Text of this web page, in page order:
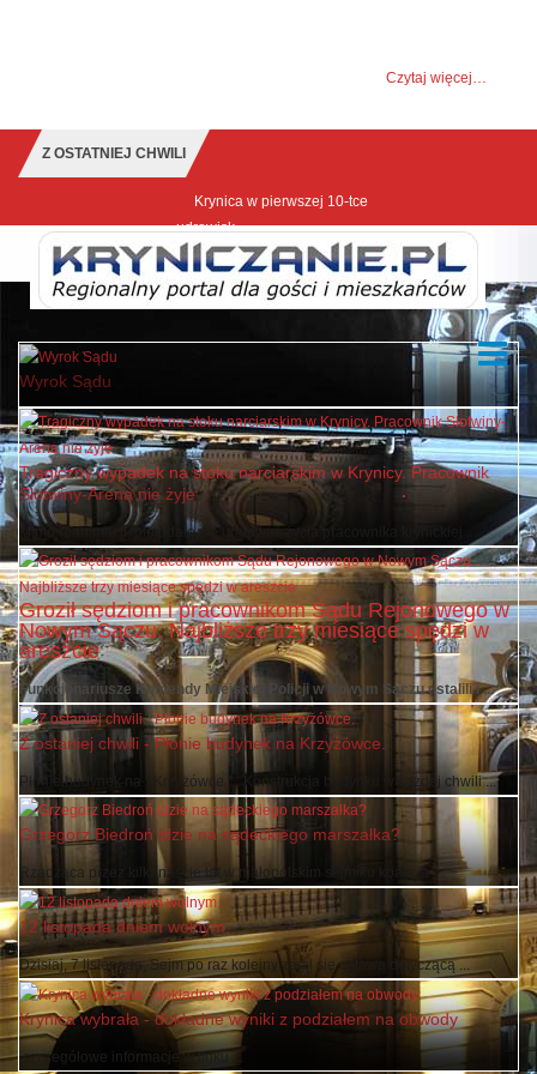
Czytaj więcej…
Z OSTATNIEJ CHWILI
Krynica w pierwszej 10-tce najlepszych
udrowisk
Wyrok Sądu
Tragiczny wypadek na stoku narciarskim w Krynicy. Pracownik
Słotwiny-Arena nie żyje
Mimo reanimacji, nie udało się uratować życia pracownika krynickiej ...
Groził sędziom i pracownikom Sądu Rejonowego w
Nowym Sączu. Najbliższe trzy miesiące spędzi w
areszcie
Funkcjonariusze Komendy Miejskiej Policji w Nowym Sączu ustalili i ...
Z ostaniej chwili - Płonie budynek na Krzyżówce.
Płonie budynek na " Krzyżówce " . Konstrukcja budynku w każdej chwili ...
Grzegorz Biedroń idzie na sądeckiego marszałka?
Rządząca przez kilkanaście lat w małopolskim sejmiku koalicja ...
12 listopada dniem wolnym.
Dzisiaj, 7 listopada, Sejm po raz kolejny zajął się ustawą dotyczącą ...
Krynica wybrała - dokładne wyniki z podziałem na obwody